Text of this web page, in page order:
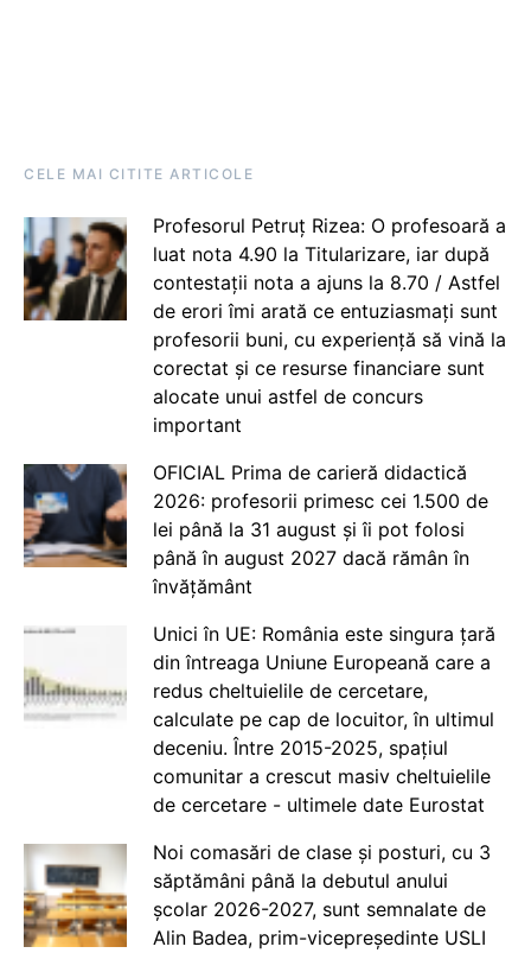
CELE MAI CITITE ARTICOLE
Profesorul Petruț Rizea: O profesoară a
luat nota 4.90 la Titularizare, iar după
contestații nota a ajuns la 8.70 / Astfel
de erori îmi arată ce entuziasmați sunt
profesorii buni, cu experiență să vină la
corectat și ce resurse financiare sunt
alocate unui astfel de concurs
important
OFICIAL Prima de carieră didactică
2026: profesorii primesc cei 1.500 de
lei până la 31 august și îi pot folosi
până în august 2027 dacă rămân în
învățământ
Unici în UE: România este singura țară
din întreaga Uniune Europeană care a
redus cheltuielile de cercetare,
calculate pe cap de locuitor, în ultimul
deceniu. Între 2015-2025, spațiul
comunitar a crescut masiv cheltuielile
de cercetare - ultimele date Eurostat
Noi comasări de clase și posturi, cu 3
săptămâni până la debutul anului
școlar 2026-2027, sunt semnalate de
Alin Badea, prim-vicepreședinte USLI